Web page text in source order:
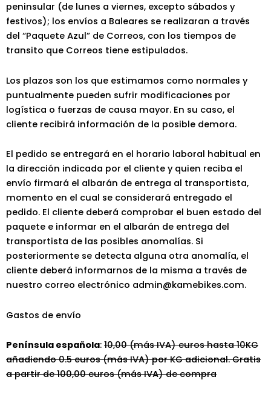
peninsular (de lunes a viernes, excepto sábados y
festivos); los envíos a Baleares se realizaran a través
del “Paquete Azul” de Correos, con los tiempos de
transito que Correos tiene estipulados.
Los plazos son los que estimamos como normales y
puntualmente pueden sufrir modificaciones por
logística o fuerzas de causa mayor. En su caso, el
cliente recibirá información de la posible demora.
El pedido se entregará en el horario laboral habitual en
la dirección indicada por el cliente y quien reciba el
envío firmará el albarán de entrega al transportista,
momento en el cual se considerará entregado el
pedido. El cliente deberá comprobar el buen estado del
paquete e informar en el albarán de entrega del
transportista de las posibles anomalías. Si
posteriormente se detecta alguna otra anomalía, el
cliente deberá informarnos de la misma a través de
nuestro correo electrónico admin@kamebikes.com.
Gastos de envío
Península española: 10,00 (más IVA) euros hasta 10KG
añadiendo 0.5 euros (más IVA) por KG adicional. Gratis
a partir de 100,00 euros (más IVA) de compra